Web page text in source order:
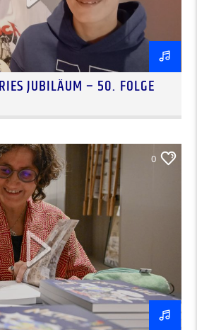
JUBILÄUM – 50. FOLGE
0